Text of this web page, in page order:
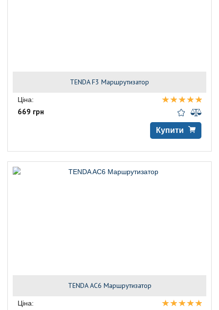
TENDA F3 Маршрутизатор
Ціна:
669 грн
Купити
TENDA AC6 Маршрутизатор
Ціна: